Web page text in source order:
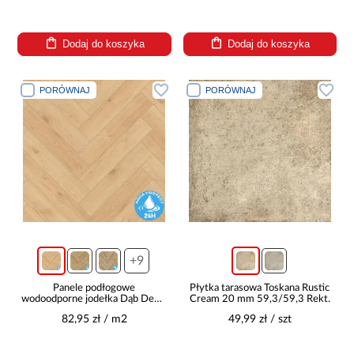
Dodaj do koszyka Dodaj do koszyka
PORÓWNAJ
+9
Panele podłogowe
wodoodporne jodełka Dąb Denia
64111
82,95 zł / m2
PORÓWNAJ
Płytka tarasowa Toskana Rustic
Cream 20 mm 59,3/59,3 Rekt.
49,99 zł / szt